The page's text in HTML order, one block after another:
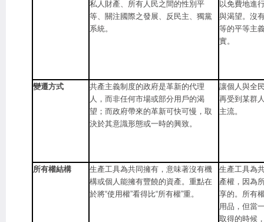
私人財產、所有人民之間的性別平
等、關注國際之發展、反民主、獨黨
系統。
以免費地進
與渴望。沒
等的平等主
實。
變遷方式
共產主義制度的政府是革新的代理
人，而非任何市場或部分用戶的渴
望；而政府帶來的革新可快可慢，取
決於其意識形態或一時的興致。
讓個人與全
再受到某群
主流。
所有權結構
生產工具為共同擁有，意味著沒有機
構或個人能擁有豐饒的資產。重點在
於將“使用權”看得比“所有權”重。
生產工具為
產權，因為
享的。所有
用品，但當
取得的時候